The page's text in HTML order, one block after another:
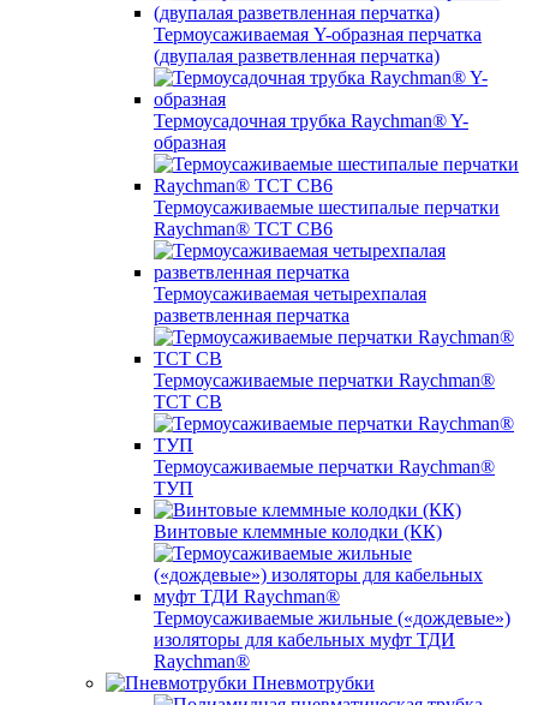
Термоусаживаемая Y-образная перчатка
(двупалая разветвленная перчатка)
Термоусадочная трубка Raychman® Y-
образная
Термоусаживаемые шестипалые перчатки
Raychman® ТСТ СВ6
Термоусаживаемая четырехпалая
разветвленная перчатка
Термоусаживаемые перчатки Raychman®
TCT CB
Термоусаживаемые перчатки Raychman®
ТУП
Винтовые клеммные колодки (КК)
Термоусаживаемые жильные («дождевые»)
изоляторы для кабельных муфт ТДИ
Raychman®
Пневмотрубки